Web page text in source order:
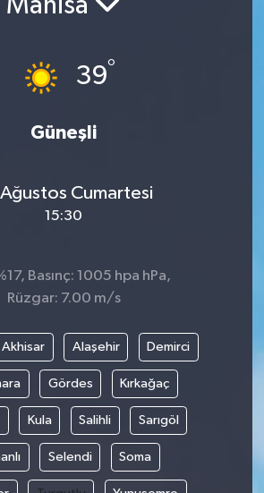
Manisa
39°
Güneşli
Cumartesi
15:30
Basınç: 1005 hpa hPa,
Rüzgar: 7.00 m/s
Akhisar Alaşehir Demirci
Gördes Kırkağaç
Kula Salihli Sarıgöl
Selendi Soma